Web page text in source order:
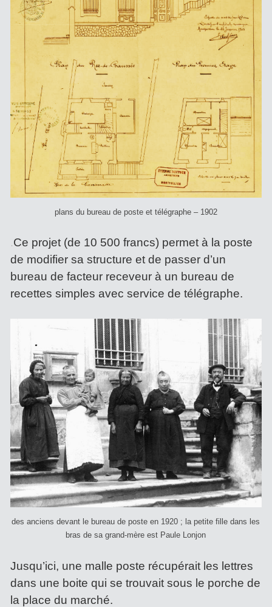
plans du bureau de poste et télégraphe – 1902
.Ce projet (de 10 500 francs) permet à la poste
de modifier sa structure et de passer d’un
bureau de facteur receveur à un bureau de
recettes simples avec service de télégraphe.
des anciens devant le bureau de poste en 1920 ; la petite fille dans les
bras de sa grand-mère est Paule Lonjon
Jusqu’ici, une malle poste récupérait les lettres
dans une boite qui se trouvait sous le porche de
la place du marché.